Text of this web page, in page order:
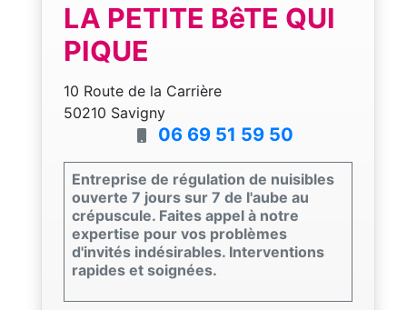
LA PETITE BêTE QUI
PIQUE
10 Route de la Carrière
50210 Savigny
06 69 51 59 50
Entreprise de régulation de nuisibles
ouverte 7 jours sur 7 de l'aube au
crépuscule. Faites appel à notre
expertise pour vos problèmes
d'invités indésirables. Interventions
rapides et soignées.